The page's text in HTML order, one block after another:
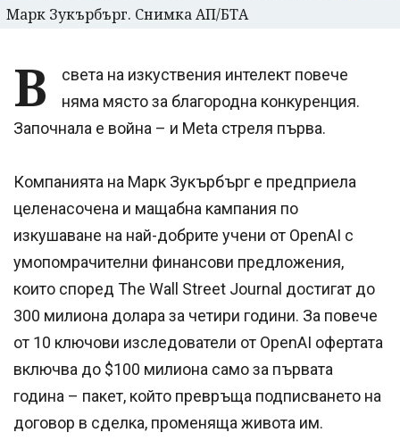
Марк Зукърбърг. Снимка АП/БТА
В
света на изкуствения интелект повече
няма място за благородна конкуренция.
Започнала е война – и Meta стреля първа.
Компанията на Марк Зукърбърг е предприела
целенасочена и мащабна кампания по
изкушаване на най-добрите учени от OpenAI с
умопомрачителни финансови предложения,
които според The Wall Street Journal достигат до
300 милиона долара за четири години. За повече
от 10 ключови изследователи от OpenAI офертата
включва до $100 милиона само за първата
година – пакет, който превръща подписването на
договор в сделка, променяща живота им.